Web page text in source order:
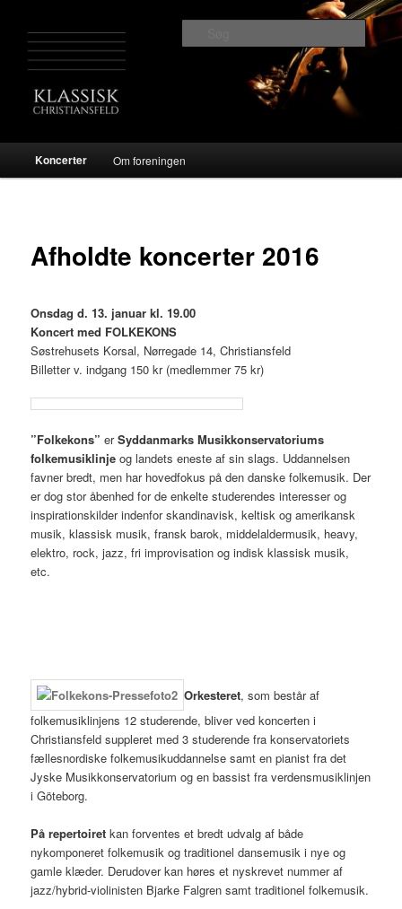
primært
indholdKlassisk Christiansfeld
Søg
Koncerter Om foreningen
Afholdte koncerter 2016
Onsdag d. 13. januar kl. 19.00
Koncert med FOLKEKONS
Søstrehusets Korsal, Nørregade 14, Christiansfeld
Billetter v. indgang 150 kr (medlemmer 75 kr)
”Folkekons” erSyddanmarks Musikkonservatoriums
folkemusiklinje og landets eneste af sin slags. Uddannelsen
favner bredt, men har hovedfokus på den danske folkemusik. Der
er dog stor åbenhed for de enkelte studerendes interesser og
inspirationskilder indenfor skandinavisk, keltisk og amerikansk
musik, klassisk musik, fransk barok, middelaldermusik, heavy,
elektro, rock, jazz, fri improvisation og indisk klassisk musik,
etc.
Orkesteret, som består af
folkemusiklinjens 12 studerende, bliver ved koncerten i
Christiansfeld suppleret med 3 studerende fra konservatoriets
fællesnordiske folkemusikuddannelse samt en pianist fra det
Jyske Musikkonservatorium og en bassist fra verdensmusiklinjen
i Göteborg.
På repertoiret kan forventes et bredt udvalg af både
nykomponeret folkemusik og traditionel dansemusik i nye og
gamle klæder. Derudover kan høres et nyskrevet nummer af
jazz/hybrid-violinisten Bjarke Falgren samt traditionel folkemusik.